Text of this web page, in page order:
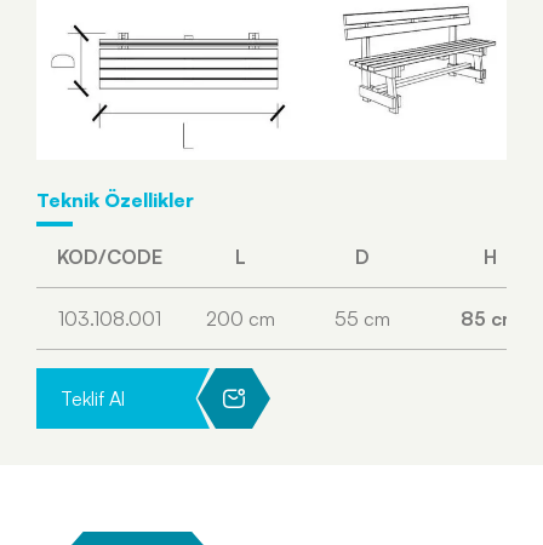
Teknik Özellikler
KOD/CODE L D H
103.108.001 200 cm 55 cm 85 cm
Teklif Al